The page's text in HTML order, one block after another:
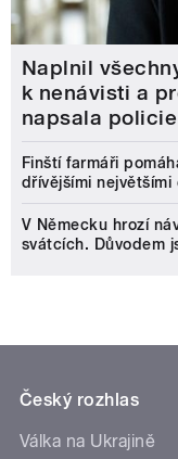
Naplnil
k nenávisti a
napsala
Finští farmáři
dřívějšími
V Německu hrozí
svátcích. Důvodem
Český rozhlas
Válka na Ukrajině